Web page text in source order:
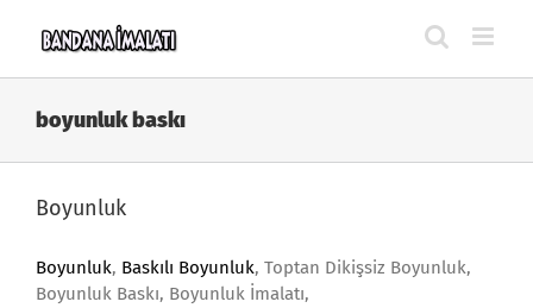
boyunluk baskı
Boyunluk
Boyunluk, Baskılı Boyunluk, Toptan Dikişsiz Boyunluk,
Boyunluk Baskı, Boyunluk İmalatı,